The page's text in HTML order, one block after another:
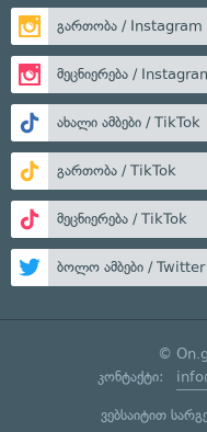
გართობა / Instagram
მეცნიერება /
ახალი ამბები / TikTok
გართობა / TikTok
მეცნიერება / TikTok
ბოლო ამბები / Twitter
©
კონტაქტი:
ვებსაიტით